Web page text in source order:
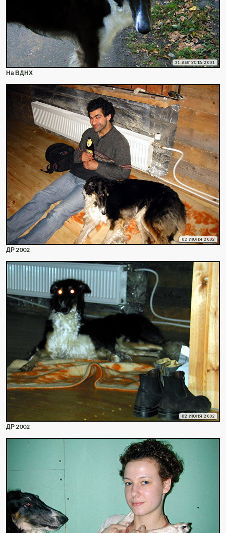
31 АВГУСТА 2001
На ВДНХ
02 ИЮНЯ 2002
ДР 2002
02 ИЮНЯ 2002
ДР 2002